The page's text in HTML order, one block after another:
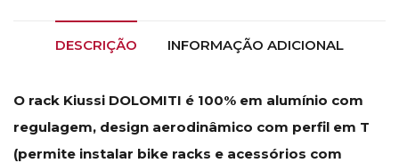
DESCRIÇÃO INFORMAÇÃO ADICIONAL
O rack Kiussi DOLOMITI é 100% em alumínio com
regulagem, design aerodinâmico com perfil em T
(permite instalar bike racks e acessórios com